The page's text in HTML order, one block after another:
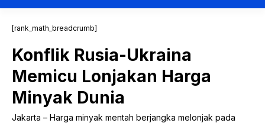
[rank_math_breadcrumb]
Konflik Rusia-Ukraina
Memicu Lonjakan Harga
Minyak Dunia
Jakarta – Harga minyak mentah berjangka melonjak pada